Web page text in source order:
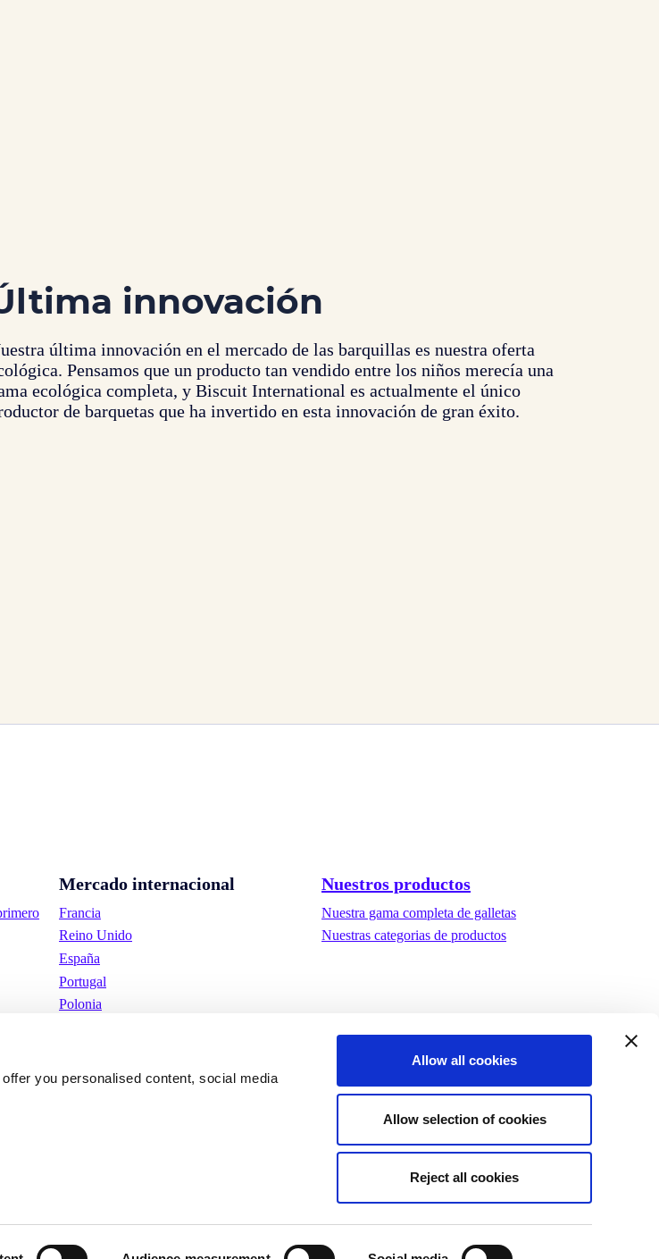
you personalised content, social media
Allow all cookies
Allow selection of cookies
Reject all cookies
innovación
última innovación en el mercado de las barquillas es nuestra oferta
Pensamos que un producto tan vendido entre los niños merecía una
ecológica completa, y Biscuit International es actualmente el único
de barquetas que ha invertido en esta innovación de gran éxito.
Mercado internacional
Francia
Reino Unido
España
Portugal
Polonia
Suecia
Nuestros productos
Nuestra gama completa de galletas
Nuestras categorias de productos